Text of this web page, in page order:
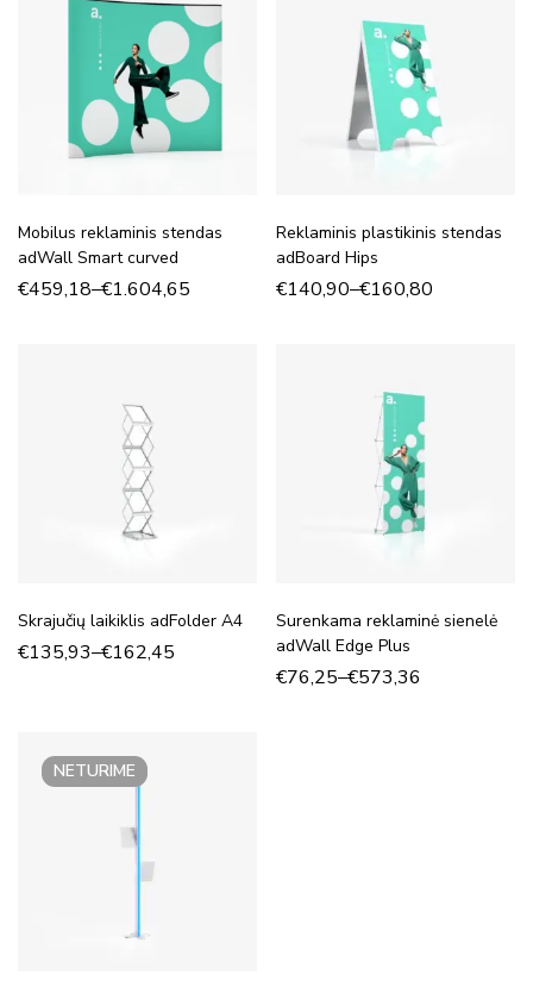
Mobilus reklaminis stendas
adWall Smart curved
€459,18–€1.604,65
Reklaminis plastikinis stendas
adBoard Hips
€140,90–€160,80
Skrajučių laikiklis adFolder A4
€135,93–€162,45
Surenkama reklaminė sienelė
adWall Edge Plus
€76,25–€573,36
NETURIME